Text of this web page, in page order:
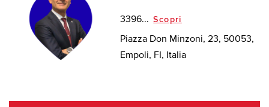
3396... Scopri
Piazza Don Minzoni, 23, 50053,
Empoli, FI, Italia